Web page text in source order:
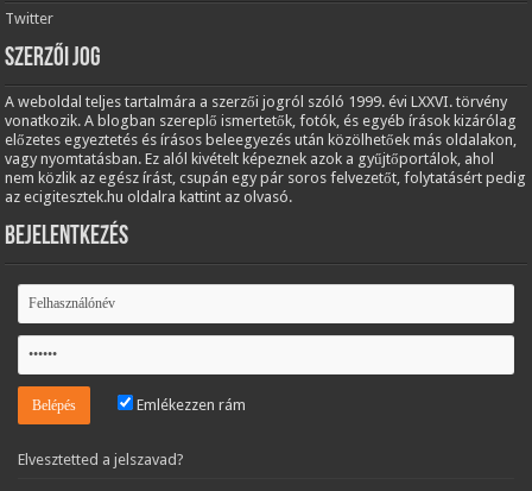
Twitter
Szerzői jog
A weboldal teljes tartalmára a szerzői jogról szóló 1999. évi LXXVI. törvény
vonatkozik. A blogban szereplő ismertetők, fotók, és egyéb írások kizárólag
előzetes egyeztetés és írásos beleegyezés után közölhetőek más oldalakon,
vagy nyomtatásban. Ez alól kivételt képeznek azok a gyűjtőportálok, ahol
nem közlik az egész írást, csupán egy pár soros felvezetőt, folytatásért pedig
az ecigitesztek.hu oldalra kattint az olvasó.
Bejelentkezés
Emlékezzen rám
Elvesztetted a jelszavad?